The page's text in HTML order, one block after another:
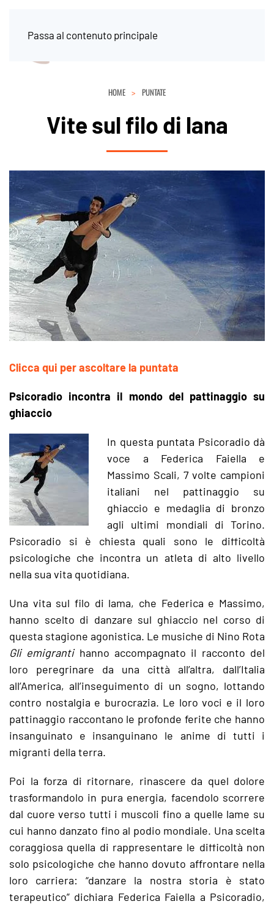
Passa al contenuto principale
HOME PUNTATE
Vite sul filo di lana
Clicca qui per ascoltare la puntata
Psicoradio incontra il mondo del pattinaggio su
ghiaccio
In questa puntata Psicoradio dà
voce a Federica Faiella e
Massimo Scali, 7 volte campioni
italiani nel pattinaggio su
ghiaccio e medaglia di bronzo
agli ultimi mondiali di Torino.
Psicoradio si è chiesta quali sono le difficoltà
psicologiche che incontra un atleta di alto livello
nella sua vita quotidiana.
Una vita sul filo di lama, che Federica e Massimo,
hanno scelto di danzare sul ghiaccio nel corso di
questa stagione agonistica. Le musiche di Nino Rota
Gli emigrantihanno accompagnato il racconto del
loro peregrinare da una città all’altra, dall’Italia
all’America, all’inseguimento di un sogno, lottando
contro nostalgia e burocrazia. Le loro voci e il loro
pattinaggio raccontano le profonde ferite che hanno
insanguinato e insanguinano le anime di tutti i
migranti della terra.
Poi la forza di ritornare, rinascere da quel dolore
trasformandolo in pura energia, facendolo scorrere
dal cuore verso tutti i muscoli fino a quelle lame su
cui hanno danzato fino al podio mondiale. Una scelta
coraggiosa quella di rappresentare le difficoltà non
solo psicologiche che hanno dovuto affrontare nella
loro carriera: “danzare la nostra storia è stato
terapeutico” dichiara Federica Faiella a Psicoradio,